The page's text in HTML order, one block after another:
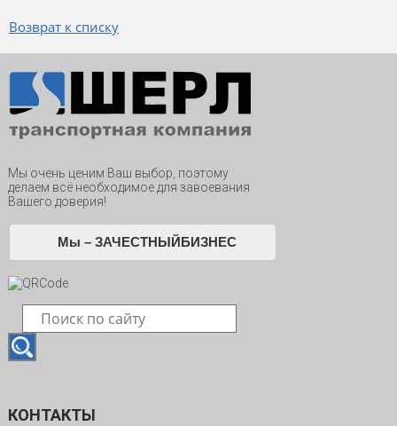
Возврат к списку
Мы очень ценим Ваш выбор, поэтому
делаем всё необходимое для завоевания
Вашего доверия!
Мы – ЗАЧЕСТНЫЙБИЗНЕС
КОНТАКТЫ